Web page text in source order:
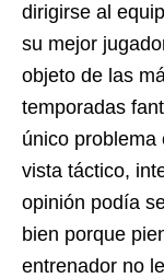
dirigirse al
su mejor
objeto de las
temporadas
único problema
vista táctico,
opinión podía
bien porque
entrenador no